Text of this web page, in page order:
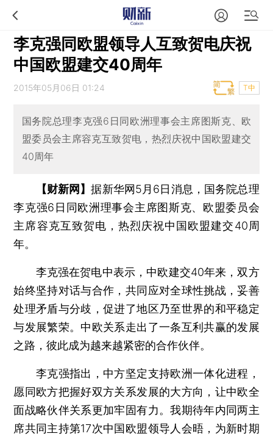
李克强同欧盟领导人互致贺电庆祝
中国欧盟建交40周年
2015年05月06日 01:24 T中
国务院总理李克强6日同欧洲理事会主席图斯克、欧
盟委员会主席容克互致贺电，热烈庆祝中国欧盟建交
40周年
【财新网】据新华网5月6日消息，国务院总理
李克强6日同欧洲理事会主席图斯克、欧盟委员会
主席容克互致贺电，热烈庆祝中国欧盟建交40周
年。
李克强在贺电中表示，中欧建交40年来，双方
始终坚持对话与合作，共同应对全球性挑战，妥善
处理矛盾与分歧，促进了地区乃至世界的和平稳定
与发展繁荣。中欧关系走出了一条互利共赢的发展
之路，彼此成为越来越紧密的合作伙伴。
李克强指出，中方坚定支持欧洲一体化进程，
愿同欧方把握好双方关系发展的大方向，让中欧全
面战略伙伴关系更加牢固有力。我期待年内同两主
席共同主持第17次中国欧盟领导人会晤，为新时期